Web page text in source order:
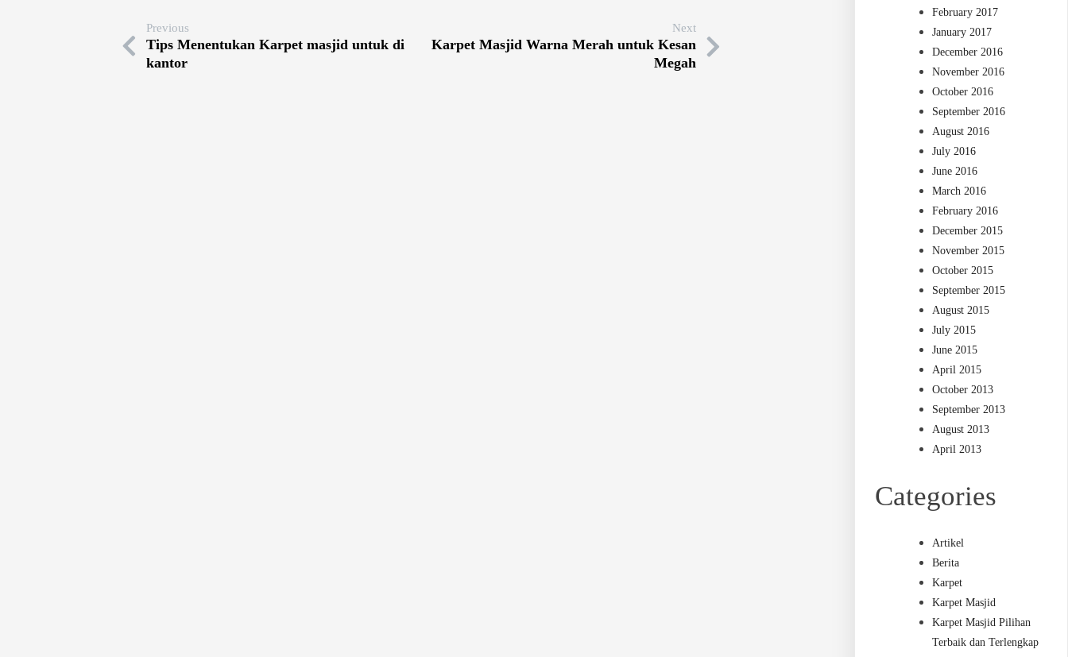
Previous
Tips Menentukan Karpet masjid untuk di
kantor
Next
Karpet Masjid Warna Merah untuk Kesan
Megah
February 2017
January 2017
December 2016
November 2016
October 2016
September 2016
August 2016
July 2016
June 2016
March 2016
February 2016
December 2015
November 2015
October 2015
September 2015
August 2015
July 2015
June 2015
April 2015
October 2013
September 2013
August 2013
April 2013
Categories
Artikel
Berita
Karpet
Karpet Masjid
Karpet Masjid Pilihan
Terbaik dan Terlengkap